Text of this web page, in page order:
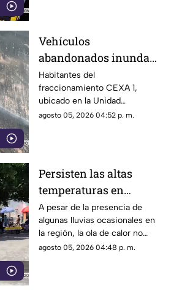
a cabo en Orizaba, Veracruz,
del 19 al 23 de agosto.
Vehículos
abandonados inundan
la Unidad Habitacional
Colosio: Vecinos
denuncian foco de
infección e inseguridad
Habitantes del
fraccionamiento CEXA 1,
ubicado en la Unidad
Habitacional Colosio, han
automóviles abandonados en la
vía pública.
agosto 05, 2026 04:52 p. m.
Persisten las altas
temperaturas en
Guerrero por efecto de
la canícula
A pesar de la presencia de
algunas lluvias ocasionales en
la región, la ola de calor no
cede en el estado de Guerrero.
agosto 05, 2026 04:48 p. m.